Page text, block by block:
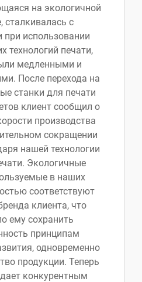
на экологичной
сталкивалась с
при использовании
технологий печати,
медленными и
После перехода на
станки для печати
клиент сообщил о
производства
сокращении
нашей технологии
Экологичные
в наших
соответствуют
клиента, что
ему сохранить
принципам
одновременно
продукции. Теперь
конкурентным